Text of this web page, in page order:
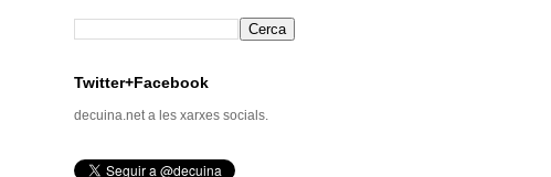
Twitter+Facebook
decuina.net a les xarxes socials.